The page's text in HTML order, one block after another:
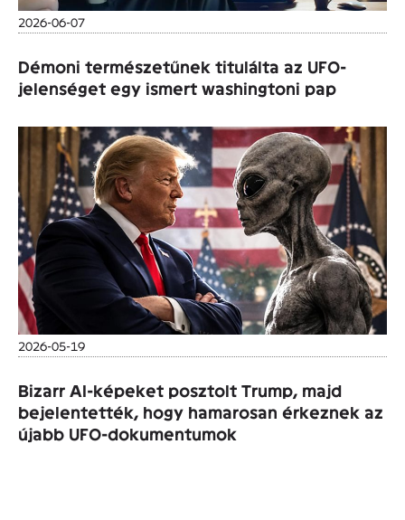
2026-06-07
Démoni természetűnek titulálta az UFO-
jelenséget egy ismert washingtoni pap
2026-05-19
Bizarr AI-képeket posztolt Trump, majd
bejelentették, hogy hamarosan érkeznek az
újabb UFO-dokumentumok